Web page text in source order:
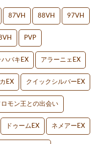
87VH 88VH 97VH
PVP
ハバキEX アラーニェEX
EX クイックシルバーEX
ロモン王との出会い
ドゥームEX ネメアーEX